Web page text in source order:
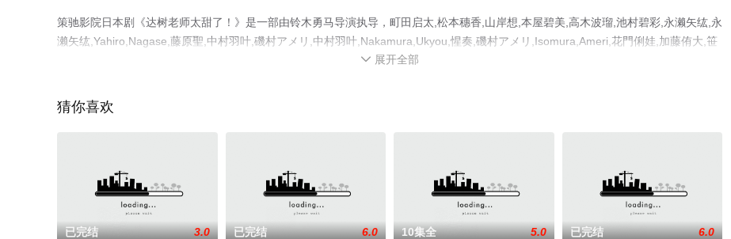
策驰影院日本剧《达树老师太甜了！》是一部由铃木勇马导演执导，町田启太,松本穗香,山岸想,本屋碧美,高木波瑠,池村碧彩,永濑矢纮,永
濑矢纮,Yahiro,Nagase,藤原聖,中村羽叶,磯村アメリ,中村羽叶,Nakamura,Ukyou,惺奏,磯村アメリ,Isomura,Ameri,花門俐娃,加藤侑大,笹
原妃栞,江口洋等演员精彩演绎的日本电视剧，大结局剧情已揭晓（已完结），手机免费观看高清无删减完整版电视剧全集就上策驰电影
 展开全部
猜你喜欢
已完结 3.0 已完结 6.0 10集全 5.0 已完结 6.0